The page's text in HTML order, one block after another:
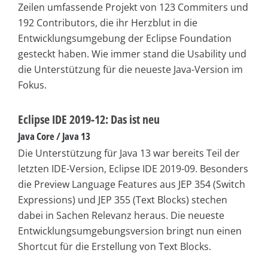
Zeilen umfassende Projekt von 123 Commiters und
192 Contributors, die ihr Herzblut in die
Entwicklungsumgebung der Eclipse Foundation
gesteckt haben. Wie immer stand die Usability und
die Unterstützung für die neueste Java-Version im
Fokus.
Eclipse IDE 2019-12: Das ist neu
Java Core / Java 13
Die Unterstützung für Java 13 war bereits Teil der
letzten IDE-Version, Eclipse IDE 2019-09. Besonders
die Preview Language Features aus JEP 354 (Switch
Expressions) und JEP 355 (Text Blocks) stechen
dabei in Sachen Relevanz heraus. Die neueste
Entwicklungsumgebungsversion bringt nun einen
Shortcut für die Erstellung von Text Blocks.